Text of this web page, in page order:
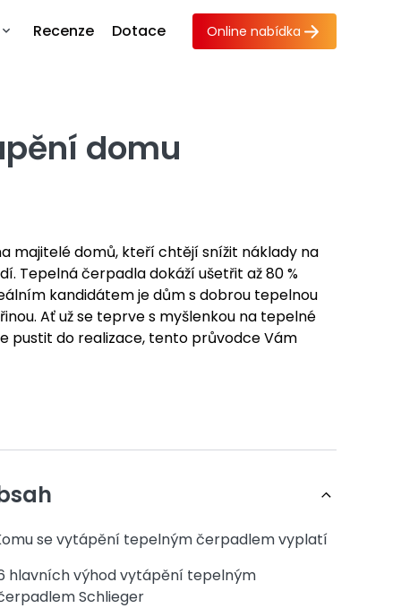
Recenze Dotace Online nabídka
domu
majitelé domů, kteří chtějí snížit náklady na
Tepelná čerpadla dokáží ušetřit až 80 %
kandidátem je dům s dobrou tepelnou
Ať už se teprve s myšlenkou na tepelné
pustit do realizace, tento průvodce Vám
se vytápění tepelným čerpadlem vyplatí
hlavních výhod vytápění tepelným
Schlieger